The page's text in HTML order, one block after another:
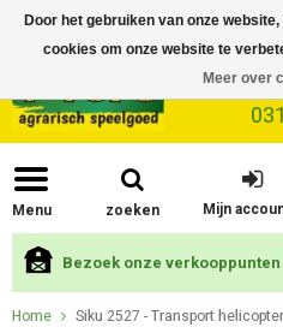
Menu zoeken Mijn
Bezoek onze verkooppunten
Home Siku 2527 - Transport
Door het gebruiken van onze
cookies om onze website te
Meer over